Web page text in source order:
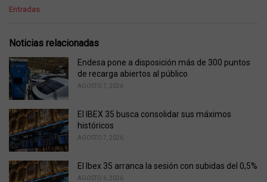
C
e
o
r
i
:
Entradas
Noticias relacionadas
Endesa pone a disposición más de 300 puntos
de recarga abiertos al público
AGOSTO 7, 2026
El IBEX 35 busca consolidar sus máximos
históricos
AGOSTO 7, 2026
El Ibex 35 arranca la sesión con subidas del 0,5%
AGOSTO 6, 2026